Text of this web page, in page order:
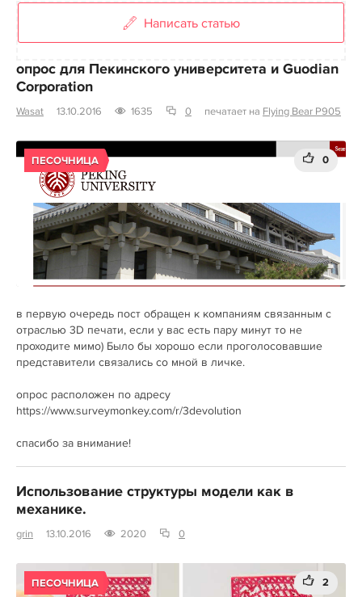
Написать статью
опрос для Пекинского университета и Guodian
Corporation
Wasat 13.10.2016 1635 0 печатает на Flying Bear P905
ПЕСОЧНИЦА 0
в первую очередь пост обращен к компаниям связанным с
отраслью 3D печати, если у вас есть пару минут то не
проходите мимо) Было бы хорошо если проголосовавшие
представители связались со мной в личке.
опрос расположен по адресу
https://www.surveymonkey.com/r/3devolution
спасибо за внимание!
Использование структуры модели как в
механике.
grin 13.10.2016 2020 0
ПЕСОЧНИЦА 2